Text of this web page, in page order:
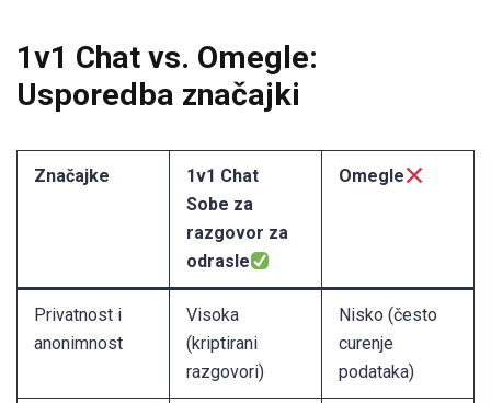
1v1 Chat vs. Omegle:
Usporedba značajki
Značajke
1v1 Chat
Sobe za
razgovor za
odrasle
Omegle
Privatnost i
anonimnost
Visoka
(kriptirani
razgovori)
Nisko (često
curenje
podataka)